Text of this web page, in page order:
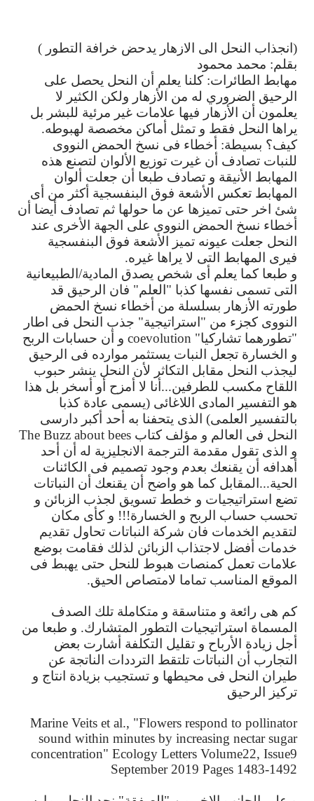
( انجذاب النحل الى الازهار يدحض خرافة التطور )
بقلم: محمد محمود
مهابط
الطائرات: كلنا يعلم أن النحل يحصل على
الرحيق
الضروري له من الأزهار ولكن الكثير
لا
يعلمون أن الأزهار فيها علامات غير مرئية للبشر بل
يراها
النحل فقط و تمثل أماكن مخصصة لهبوطه.
كيف؟ بسيطة: أخطاء فى نسخ الحمض
النووى
للنبات تصادف أن غيرت توزيع الألوان لتصنع هذه
المهابط
الأنيقة و تصادف طبعا أن جعلت
ألوان
المهابط تعكس الأشعة فوق البنفسجية أكثر من أى
شئ اخر حتى تميزها عن ما حولها ثم تصادف أيضا أن
أخطاء نسخ الحمض النووى على الجهة الأخرى عند
النحل جعلت عيونه تميز الأشعة فوق
البنفسجية
فيرى
المهابط التى لا يراها غيره.
و طبعا كما يعلم أى شخص يصدق المادية/ الطبيعانية
التى تسمى نفسها كذبا " العلم" فان الرحيق قد
طورته
الأزهار بسلسلة من أخطاء نسخ
الحمض
النووى كجزء من " استراتيجية" جذب النحل فى اطار
"تطورهما تشاركيا" coevolution و أن حسابات
الربح
و
الخسارة تجعل النبات يستثمر موارده فى
الرحيق
ليجذب
النحل مقابل التكاثر لأن النحل ينشر حبوب
اللقاح مكسب للطرفين... أنا لا أمزح أو أسخر بل هذا
هو
التفسير المادى اللاغائى (يسمى عادة كذبا
بالتفسير
العلمى) الذى يتحفنا به أحد أكبر دارسى
النحل فى العالم و مؤلف كتاب
و
الذى تقول مقدمة الترجمة الانجليزية له أن أحد
أهدافه أن يقنعك بعدم وجود تصميم فى
الكائنات
الحية... المقابل كما هو واضح أن يقنعك أن
النباتات
تضع استراتيجيات و خطط تسويق لجذب الزبائن و
تحسب حساب الربح و الخسارة!!! و كأى مكان
لتقديم
الخدمات فان شركة النباتات تحاول تقديم
خدمات أفضل لاجتذاب الزبائن لذلك فقامت بوضع
علامات تعمل كمنصات هبوط للنحل حتى يهبط فى
الموقع
المناسب تماما لامتصاص الحيق.
كم هى رائعة و متناسقة و متكاملة تلك
الصدف
المسماة استراتيجيات التطور المتشارك. و طبعا من
أجل زيادة الأرباح و تقليل التكلفة أشارت بعض
التجارب أن النباتات تلتقط الترددات الناتجة عن
طيران
النحل فى محيطها و تستجيب بزيادة انتاج و
تركيز
الرحيق
Marine Veits et al., "Flowers respond to pollinator
sound within minutes by increasing nectar sugar
concentration" Ecology Letters Volume22, Issue9
September 2019 Pages 1483-1492